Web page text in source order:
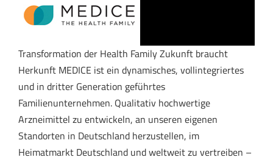
Transformation der Health Family Zukunft braucht
Herkunft MEDICE ist ein dynamisches, vollintegriertes
und in dritter Generation geführtes
Familienunternehmen. Qualitativ hochwertige
Arzneimittel zu entwickeln, an unseren eigenen
Standorten in Deutschland herzustellen, im
Heimatmarkt Deutschland und weltweit zu vertreiben –